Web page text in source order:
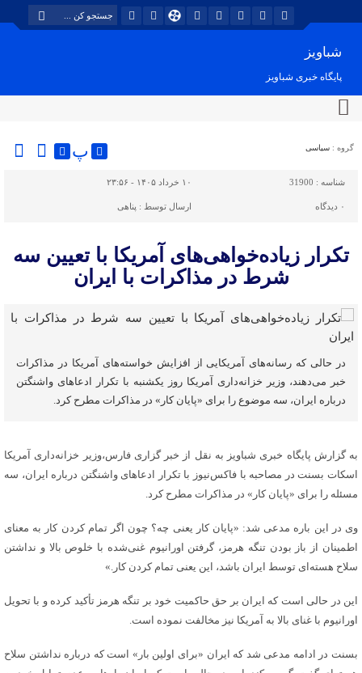
شباویز
پایگاه خبری شباویز
گروه : سیاسی پ
شناسه : 31900 ۱۰ خرداد ۱۴۰۵ - ۲۳:۵۶
۰ دیدگاه ارسال توسط : پناهی
تکرار زیاده‌خواهی‌های آمریکا با تعیین سه
شرط در مذاکرات با ایران
در حالی که رسانه‌های آمریکایی از افزایش خواسته‌های آمریکا در مذاکرات
خبر می‌دهند، وزیر خزانه‌داری آمریکا روز یکشنبه با تکرار ادعاهای واشنگتن
درباره ایران، سه موضوع را برای «پایان کار» در مذاکرات مطرح کرد.
به گزارش پایگاه خبری شباویز به نقل از خبر گزاری فارس،وزیر خزانه‌داری آمریکا
اسکات بسنت در مصاحبه با فاکس‌نیوز با تکرار ادعاهای واشنگتن درباره ایران، سه
مسئله را برای «پایان کار» در مذاکرات مطرح کرد.
وی در این باره مدعی شد: «پایان کار یعنی چه؟ چون اگر تمام کردن کار به معنای
اطمینان از باز بودن تنگه هرمز، گرفتن اورانیوم غنی‌شده با خلوص بالا و نداشتن
سلاح هسته‌ای توسط ایران باشد، این یعنی تمام کردن کار.»
این در حالی است که ایران بر حق حاکمیت خود بر تنگه هرمز تأکید کرده و با تحویل
اورانیوم با غنای بالا به آمریکا نیز مخالفت نموده است.
بسنت در ادامه مدعی شد که ایران «برای اولین بار» است که درباره نداشتن سلاح